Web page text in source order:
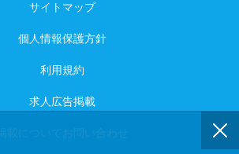
サイトマップ
個人情報保護方針
利用規約
求人広告掲載
掲載についてお問い合わせ